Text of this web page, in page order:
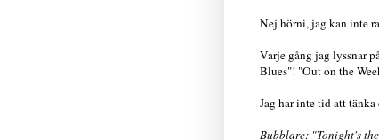
Nej hörni, jag kan inte
Varje gång jag lyssnar
Blues"! "Out on the
Jag har inte tid att
Bubblare: "Tonight's